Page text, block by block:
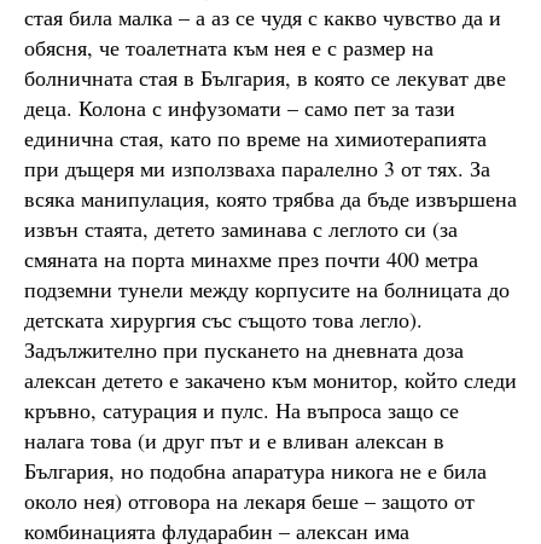
стая била малка – а аз се чудя с какво чувство да и
обясня, че тоалетната към нея е с размер на
болничната стая в България, в която се лекуват две
деца. Колона с инфузомати – само пет за тази
единична стая, като по време на химиотерапията
при дъщеря ми използваха паралелно 3 от тях. За
всяка манипулация, която трябва да бъде извършена
извън стаята, детето заминава с леглото си (за
смяната на порта минахме през почти 400 метра
подземни тунели между корпусите на болницата до
детската хирургия със същото това легло).
Задължително при пускането на дневната доза
алексан детето е закачено към монитор, който следи
кръвно, сатурация и пулс. На въпроса защо се
налага това (и друг път и е вливан алексан в
България, но подобна апаратура никога не е била
около нея) отговора на лекаря беше – защото от
комбинацията флударабин – алексан има